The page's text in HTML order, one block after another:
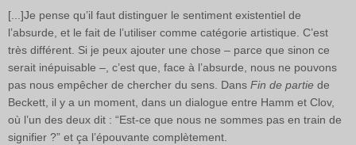
[...]Je pense qu’il faut distinguer le sentiment existentiel de
l’absurde, et le fait de l’utiliser comme catégorie artistique. C’est
très différent. Si je peux ajouter une chose – parce que sinon ce
serait inépuisable –, c’est que, face à l’absurde, nous ne pouvons
pas nous empêcher de chercher du sens. Dans Fin de partie de
Beckett, il y a un moment, dans un dialogue entre Hamm et Clov,
où l’un des deux dit : “Est-ce que nous ne sommes pas en train de
signifier ?” et ça l’épouvante complètement.